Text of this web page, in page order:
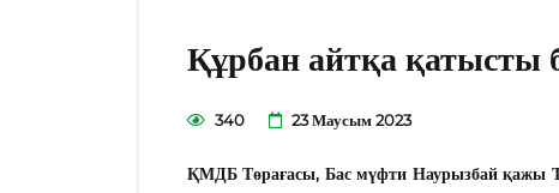
Құрбан айтқа қатысты
340 23 Маусым 2023
ҚМДБ Төрағасы, Бас мүфти Наурызбай қажы